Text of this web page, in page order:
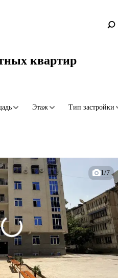
квартир
Этаж Тип застройки
1/7